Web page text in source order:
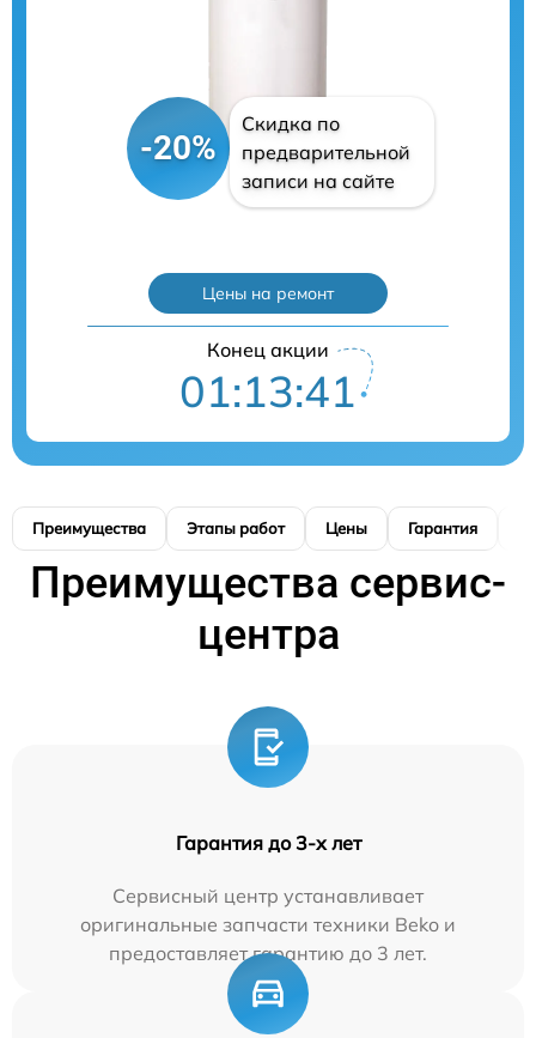
-20%
Скидка по
предварительной
записи на сайте
Цены на ремонт
Конец акции
01:13:40
Преимущества Этапы работ Цены Гарантия
Преимущества сервис-
центра
Гарантия до 3-х лет
Сервисный центр устанавливает
оригинальные запчасти техники Beko и
предоставляет гарантию до 3 лет.